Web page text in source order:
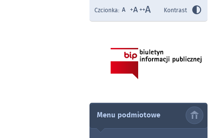
Czcionka: Kontrast
Menu podmiotowe